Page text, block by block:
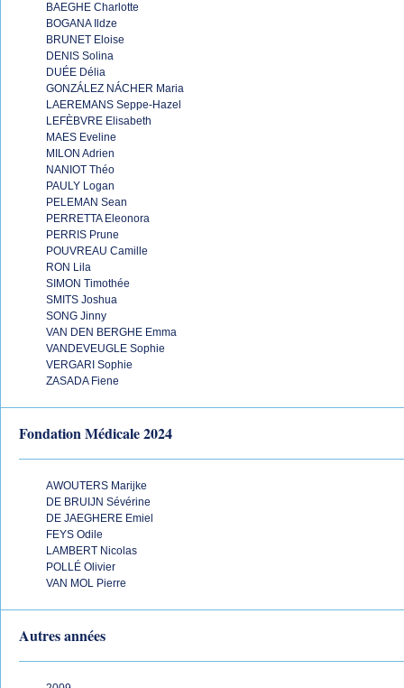
BAEGHE Charlotte
BOGANA Ildze
BRUNET Eloise
DENIS Solina
DUÉE Délia
GONZÁLEZ NÁCHER Maria
LAEREMANS Seppe-Hazel
LEFÈBVRE Elisabeth
MAES Eveline
MILON Adrien
NANIOT Théo
PAULY Logan
PELEMAN Sean
PERRETTA Eleonora
PERRIS Prune
POUVREAU Camille
RON Lila
SIMON Timothée
SMITS Joshua
SONG Jinny
VAN DEN BERGHE Emma
VANDEVEUGLE Sophie
VERGARI Sophie
ZASADA Fiene
Fondation Médicale 2024
AWOUTERS Marijke
DE BRUIJN Sévérine
DE JAEGHERE Emiel
FEYS Odile
LAMBERT Nicolas
POLLÉ Olivier
VAN MOL Pierre
Autres années